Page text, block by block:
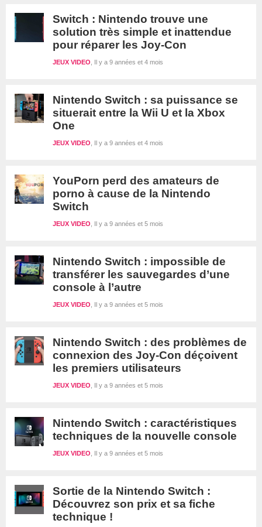
Switch : Nintendo trouve une
solution très simple et inattendue
pour réparer les Joy-Con
Il y a 9 années et 4 mois
JEUX VIDEO
Nintendo Switch : sa puissance se
situerait entre la Wii U et la Xbox
One
Il y a 9 années et 4 mois
JEUX VIDEO
YouPorn perd des amateurs de
porno à cause de la Nintendo
Switch
Il y a 9 années et 5 mois
JEUX VIDEO
Nintendo Switch : impossible de
transférer les sauvegardes d’une
console à l’autre
Il y a 9 années et 5 mois
JEUX VIDEO
Nintendo Switch : des problèmes de
connexion des Joy-Con déçoivent
les premiers utilisateurs
Il y a 9 années et 5 mois
JEUX VIDEO
Nintendo Switch : caractéristiques
techniques de la nouvelle console
Il y a 9 années et 5 mois
JEUX VIDEO
Sortie de la Nintendo Switch :
Découvrez son prix et sa fiche
technique !